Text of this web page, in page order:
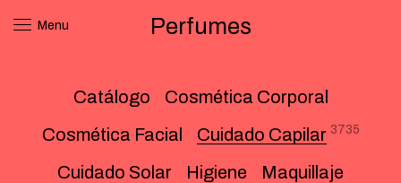
Menu Perfumes
Catálogo
Cosmética Corporal
Cosmética Facial
Cuidado Capilar 3735
Cuidado Solar Higiene
Maquillaje